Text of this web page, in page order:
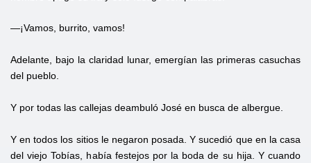
—¡Vamos, burrito, vamos!
Adelante, bajo la claridad lunar, emergían las primeras casuchas
del pueblo.
Y por todas las callejas deambuló José en busca de albergue.
Y en todos los sitios le negaron posada. Y sucedió que en la casa
del viejo Tobías, había festejos por la boda de su hija. Y cuando